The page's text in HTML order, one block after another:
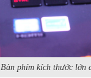
Bàn phím kích thước lớn